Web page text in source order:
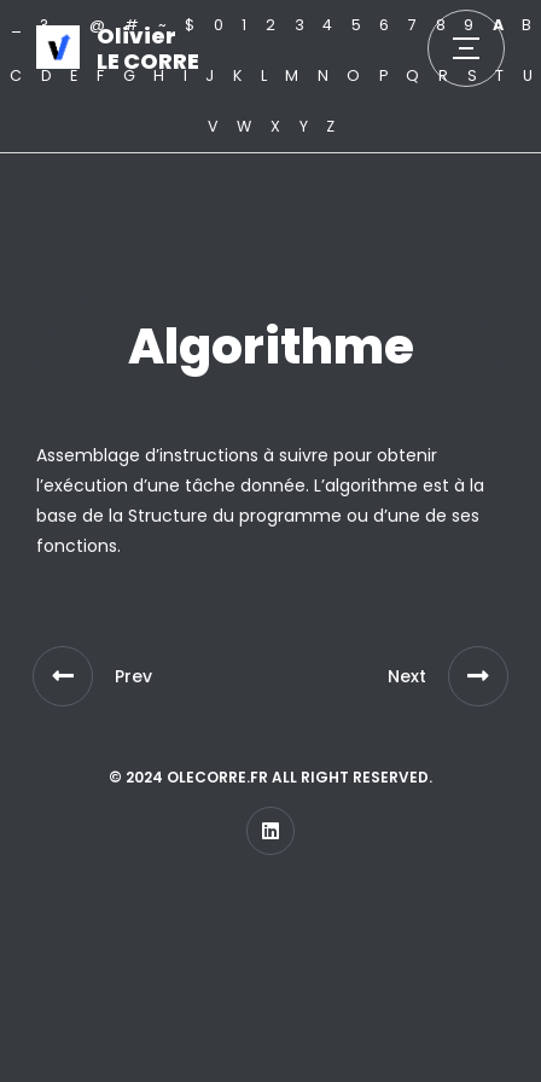
Olivier
LE CORRE
? . @ # ~ $ 0 1 2 3 4 5 6 7 8 9 A B
C D E F G H I J K L M N O P Q R S T U
V W X Y Z
Algorithme
Assemblage d’instructions à suivre pour obtenir
l’exécution d’une tâche donnée. L’algorithme est à la
base de la Structure du programme ou d’une de ses
fonctions.
Prev Next
© 2024 OLECORRE.FR ALL RIGHT RESERVED.